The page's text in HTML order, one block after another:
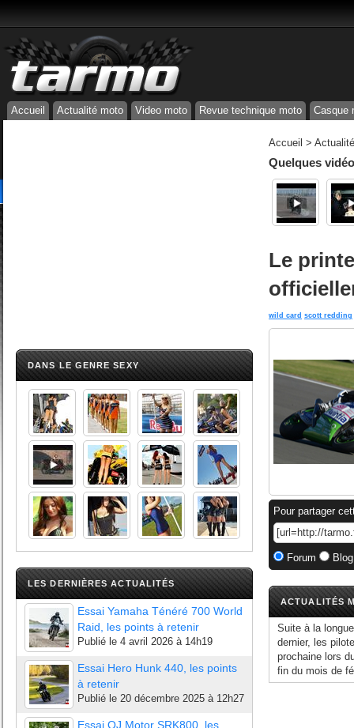
Accueil Actualité moto Video moto Revue technique moto Casque
DANS LE GENRE SEXY
LES DERNIÈRES ACTUALITÉS
Essai Yamaha Ténéré 700 World
Raid, les points à retenir
Publié le 4 avril 2026 à 14h19
Essai Hero Hunk 440, les points
à retenir
Publié le 20 décembre 2025 à 12h27
Essai QJ Motor SRK800, les
Accueil >
Quelques
Le
wild card scott redding
Pour partager
Forum
ACTUALITÉS
Suite à la
dernier, les
prochaine lors
fin du mois de